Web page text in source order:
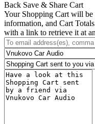
Back Save & Share Cart
Your Shopping Cart will be
information, and Cart
with a link to retrieve it at